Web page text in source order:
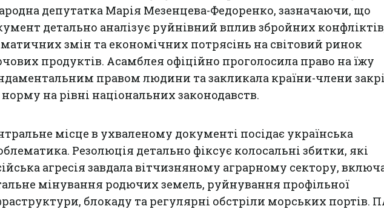
депутатка Марія Мезенцева-Федоренко, зазначаючи, що
детально аналізує руйнівний вплив збройних
змін та економічних потрясінь на світовий ринок
продуктів. Асамблея офіційно проголосила право на їжу
правом людини та закликала країни-члени
на рівні національних законодавств.
місце в ухваленому документі посідає українська
Резолюція детально фіксує колосальні збитки, які
агресія завдала вітчизняному аграрному сектору,
мінування родючих земель, руйнування профільної
блокаду та регулярні обстріли морських портів.